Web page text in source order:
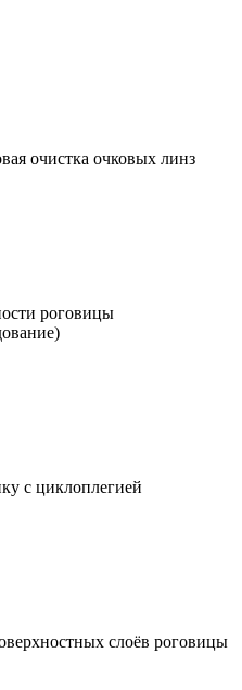
очистка очковых линз
роговицы
с циклоплегией
слоёв роговицы